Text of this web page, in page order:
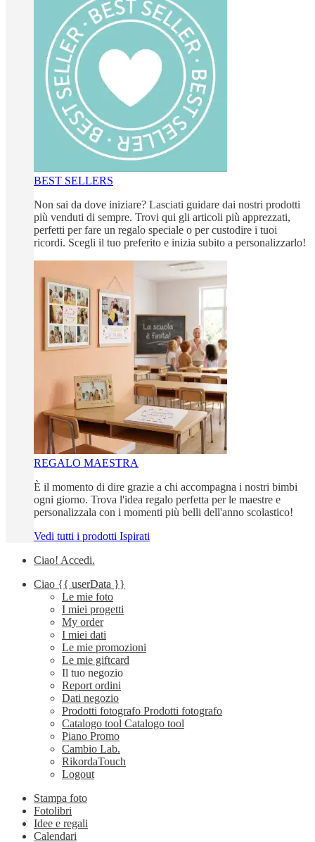
BEST SELLERS
Non sai da dove iniziare? Lasciati guidare dai nostri prodotti
più venduti di sempre. Trovi qui gli articoli più apprezzati,
perfetti per fare un regalo speciale o per custodire i tuoi
ricordi. Scegli il tuo preferito e inizia subito a personalizzarlo!
REGALO MAESTRA
È il momento di dire grazie a chi accompagna i nostri bimbi
ogni giorno. Trova l'idea regalo perfetta per le maestre e
personalizzala con i momenti più belli dell'anno scolastico!
Vedi tutti i prodotti Ispirati
Ciao! Accedi.
Ciao {{ userData }}
Le mie foto
I miei progetti
My order
I miei dati
Le mie promozioni
Le mie giftcard
Il tuo negozio
Report ordini
Dati negozio
Prodotti fotografo Prodotti fotografo
Catalogo tool Catalogo tool
Piano Promo
Cambio Lab.
RikordaTouch
Logout
Stampa foto
Fotolibri
Idee e regali
Calendari